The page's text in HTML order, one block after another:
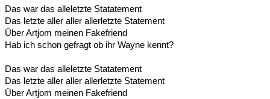
Das war das alleletzte Statatement
Das letzte aller aller allerletzte Statement
Über Artjom meinen Fakefriend
Hab ich schon gefragt ob ihr Wayne kennt?
Das war das alleletzte Statatement
Das letzte aller aller allerletzte Statement
Über Artjom meinen Fakefriend